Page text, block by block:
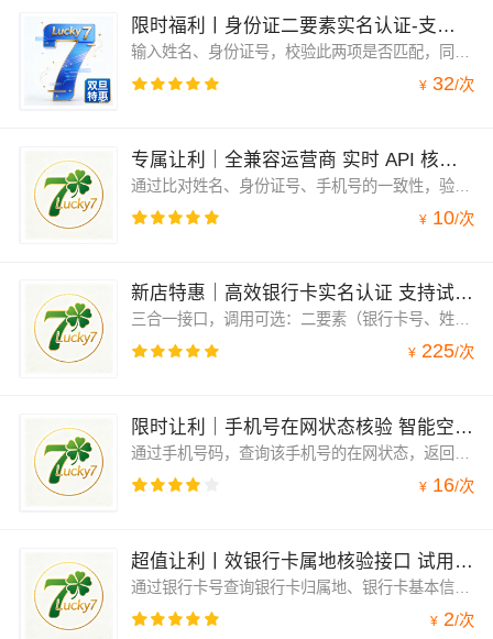
限时福利丨身份证二要素实名认证-支持中国港澳台核验 3 星新店保障
¥ 32/次
专属让利｜全兼容运营商 实时 API 核验 广电三要素适配 API
通过比对姓名、身份证号、手机号的一致性，验证此三项是否匹配。支持移动、联通、电信三网手机号三要素的验证，支持携号转网，直连运营商数据源，全实时优质接口，直连官方，权威核验，服务安全稳定，毫秒级响应。
¥ 10/次
新店特惠｜高效银行卡实名认证 支持试用 交易稳妥有保障
三合一接口，调用可选：二要素（银行卡号、姓名）、三要素（银行卡号、姓名、证件号）、四要素（银行卡号、姓名、证件号、手机号码），输出信息一致与否。支持所有银行的借贷记卡【包含地方、商业银行】，接口直连银联，纯实时交易，官方数据源更可靠，银行级别安全、更稳定。售后无忧！API 实名核验：官方数据源保障精准度！
¥ 225/次
限时让利｜手机号在网状态核验 智能空号检测 合规稳定接口
¥ 16/次
超值让利丨效银行卡属地核验接口 试用满意再下单 服务有保障
通过银行卡号查询银行卡归属地、银行卡基本信息、卡种、卡类型、银行名称、银行英文缩写、总行的联行号、银行logo、官网地址、电话等基本信息。支持几千家银行，一万多卡种！售后无忧！API 实名核验：官方数据源保障精准度！
¥ 2/次